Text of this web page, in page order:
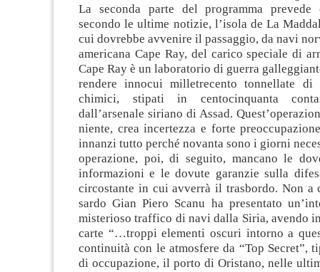
La seconda parte del programma prevede
secondo le ultime notizie, l’isola de La
cui dovrebbe avvenire il passaggio, da navi
americana Cape Ray, del carico speciale di
Cape Ray è un laboratorio di guerra
rendere innocui milletrecento tonnellate
chimici, stipati in centocinquanta
dall’arsenale siriano di Assad.
niente, crea incertezza e forte
innanzi tutto perché novanta sono i giorni
operazione, poi, di seguito, mancano le
informazioni e le dovute garanzie sulla
circostante in cui avverrà il trasbordo. Non a
sardo Gian Piero Scanu ha presentato
misterioso traffico di navi dalla Siria, avendo
carte “…troppi elementi oscuri intorno a
continuità con le atmosfere da “Top Secret”,
di occupazione, il porto di Oristano, nelle